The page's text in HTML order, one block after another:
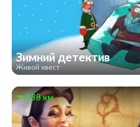
Зимний детектив
Живой квест
238 км